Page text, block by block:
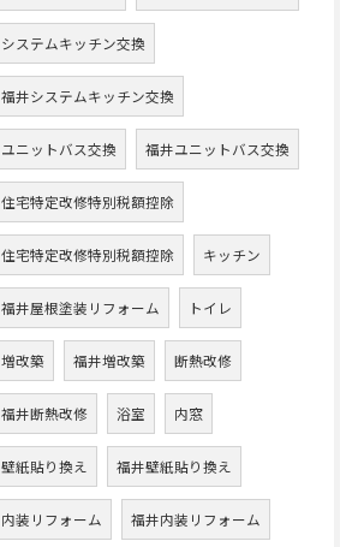
システムキッチン交換
福井システムキッチン交換
ユニットバス交換 福井ユニットバス交換
住宅特定改修特別税額控除
住宅特定改修特別税額控除 キッチン
福井屋根塗装リフォーム トイレ
増改築 福井増改築 断熱改修
福井断熱改修 浴室 内窓
壁紙貼り換え 福井壁紙貼り換え
内装リフォーム 福井内装リフォーム